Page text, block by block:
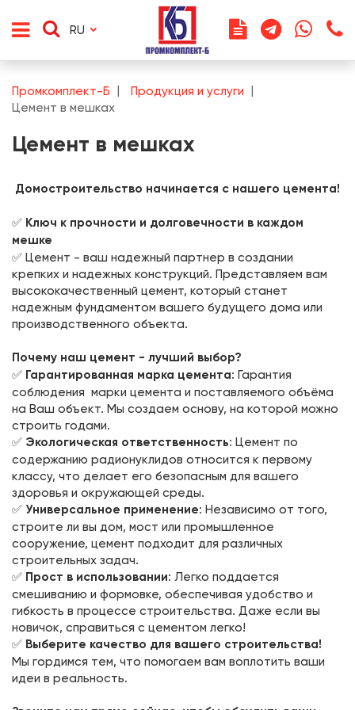
RU
Промкомплект-Б
Продукция и услуги
Цемент в мешках
Цемент в мешках
Домостроительство начинается с нашего цемента!
✅ Ключ к прочности и долговечности в каждом
мешке
✅ Цемент - ваш надежный партнер в создании
крепких и надежных конструкций. Представляем вам
высококачественный цемент, который станет
надежным фундаментом вашего будущего дома или
производственного объекта.
Почему наш цемент - лучший выбор?
✅ Гарантированная марка цемента: Гарантия
соблюдения марки цемента и поставляемого объёма
на Ваш объект. Мы создаем основу, на которой можно
строить годами.
✅ Экологическая ответственность: Цемент по
содержанию радионуклидов относится к первому
классу, что делает его безопасным для вашего
здоровья и окружающей среды.
✅ Универсальное применение: Независимо от того,
строите ли вы дом, мост или промышленное
сооружение, цемент подходит для различных
строительных задач.
✅ Прост в использовании: Легко поддается
смешиванию и формовке, обеспечивая удобство и
гибкость в процессе строительства. Даже если вы
новичок, справиться с цементом легко!
✅ Выберите качество для вашего строительства!
Мы гордимся тем, что помогаем вам воплотить ваши
идеи в реальность.